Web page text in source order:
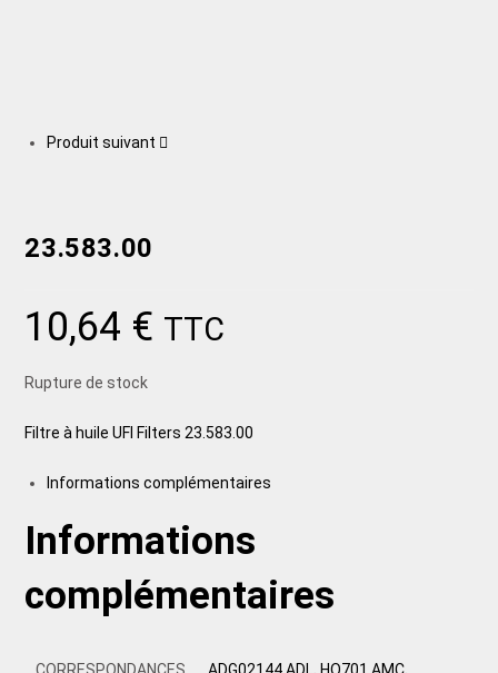
Produit suivant
23.583.00
10,64 € TTC
Rupture de stock
Filtre à huile UFI Filters 23.583.00
Informations complémentaires
Informations
complémentaires
CORRESPONDANCES
ADG02144 ADL, HO701 AMC,